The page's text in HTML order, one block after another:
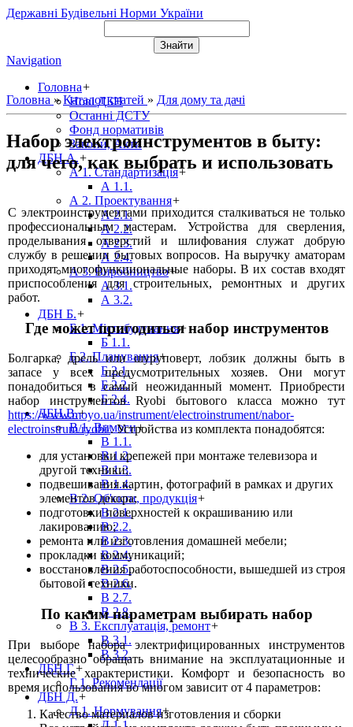
Державні Будівельні Норми України
Navigation
Головна+
Нові ДБН
Останні ДСТУ
Фонд нормативів
Закони, Акти
ДБН А.+
А 1. Стандартизація+
А 1.1.
А 2. Проектування+
А 2.1.
А 2.2.
А 2.3.
А 2.4.
А 3. Виробництво+
А 3.1.
А 3.2.
ДБН Б.+
Б 1. Містобудування+
Б 1.1.
Б 2. Планування+
Б 2.1.
Б 2.2.
Б 2.4.
ДБН В.+
В 1. Вимоги+
В 1.1.
В 1.2.
В 1.3.
В 1.4.
В 2. Об'єкти, продукція+
В 2.1.
В 2.2.
В 2.3.
В 2.4.
В 2.5.
В 2.6.
В 2.7.
В 2.8.
В 3. Експлуатація, ремонт+
В 3.1.
В 3.2.
ДБН Г.+
Г 1. Рекомендації
ДБН Д.+
Д 1. Нормування+
Головна » Каталог статей » Для дому та дачі
Набор электроинструментов в быту:
для чего, как выбрать и использовать
С электроинструментами приходится сталкиваться не только
профессиональным мастерам. Устройства для сверления,
проделывания отверстий и шлифования служат добрую
службу в решении бытовых вопросов. На выручку аматорам
приходят многофункциональные наборы. В их состав входят
приспособления для строительных, ремонтных и других
работ.
Где может пригодиться набор инструментов
Болгарка, дрель или шуруповерт, лобзик должны быть в
запасе у всех предусмотрительных хозяев. Они могут
понадобиться в самый неожиданный момент. Приобрести
набор инструментов Ryobi бытового класса можно тут
https://www.moyo.ua/instrument/electroinstrument/nabor-
electroinstrum/ryobi/. Устройства из комплекта понадобятся:
для установки крепежей при монтаже телевизора и
другой техники;
подвешивания картин, фотографий в рамках и других
элементов декора;
подготовки поверхностей к окрашиванию или
лакированию;
ремонта или изготовления домашней мебели;
прокладки коммуникаций;
восстановления работоспособности, вышедшей из строя
бытовой техники.
По каким параметрам выбирать набор
При выборе набора электрифицированных инструментов
целесообразно обращать внимание на эксплуатационные и
технические характеристики. Комфорт и безопасность во
время использования во многом зависит от 4 параметров:
Качество материалов изготовления и сборки